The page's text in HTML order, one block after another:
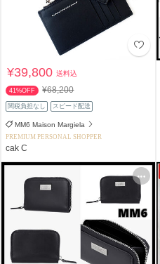
¥39,800送料込
41%OFF ¥68,200
関税負担なし スピード配送
MM6 Maison Margiela
PREMIUM PERSONAL SHOPPER
cak C